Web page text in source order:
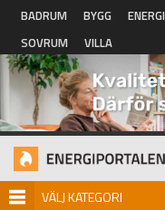
Hoppa till huvudinnehåll
BADRUM BYGG ENERGI
SOVRUM
VILLA
VÄLJ KATEGORI